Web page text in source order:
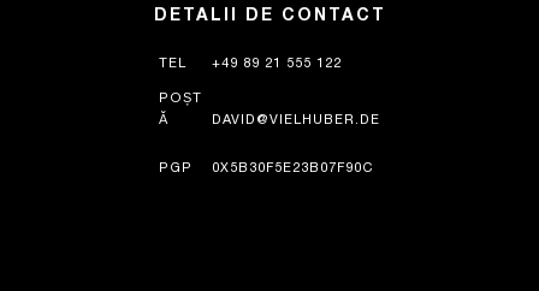
DETALII DE CONTACT
TEL +49 89 21 555 122
POȘT
Ă
DAVID@VIELHUBER.DE
PGP 0X5B30F5E23B07F90C